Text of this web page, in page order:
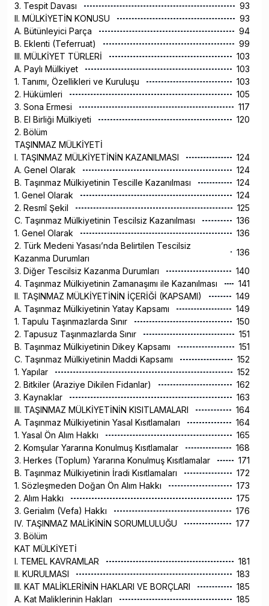
3. Tespit Davası
93
II. MÜLKİYETİN KONUSU
93
A. Bütünleyici Parça
94
B. Eklenti (Teferruat)
99
III. MÜLKİYET TÜRLERİ
103
A. Paylı Mülkiyet
103
1. Tanımı, Özellikleri ve Kuruluşu
103
2. Hükümleri
105
3. Sona Ermesi
117
B. El Birliği Mülkiyeti
120
2. Bölüm
TAŞINMAZ MÜLKİYETİ
I. TAŞINMAZ MÜLKİYETİNİN KAZANILMASI
124
A. Genel Olarak
124
B. Taşınmaz Mülkiyetinin Tescille Kazanılması
124
1. Genel Olarak
124
2. Resmî Şekil
125
C. Taşınmaz Mülkiyetinin Tescilsiz Kazanılması
136
1. Genel Olarak
136
2. Türk Medeni Yasası’nda Belirtilen Tescilsiz
Kazanma Durumları
136
3. Diğer Tescilsiz Kazanma Durumları
140
4. Taşınmaz Mülkiyetinin Zamanaşımı ile Kazanılması
141
II. TAŞINMAZ MÜLKİYETİNİN İÇERİĞİ (KAPSAMI)
149
A. Taşınmaz Mülkiyetinin Yatay Kapsamı
149
1. Tapulu Taşınmazlarda Sınır
150
2. Tapusuz Taşınmazlarda Sınır
151
B. Taşınmaz Mülkiyetinin Dikey Kapsamı
151
C. Taşınmaz Mülkiyetinin Maddi Kapsamı
152
1. Yapılar
152
2. Bitkiler (Araziye Dikilen Fidanlar)
162
3. Kaynaklar
163
III. TAŞINMAZ MÜLKİYETİNİN KISITLAMALARI
164
A. Taşınmaz Mülkiyetinin Yasal Kısıtlamaları
164
1. Yasal Ön Alım Hakkı
165
2. Komşular Yararına Konulmuş Kısıtlamalar
168
3. Herkes (Toplum) Yararına Konulmuş Kısıtlamalar
171
B. Taşınmaz Mülkiyetinin İradi Kısıtlamaları
172
1. Sözleşmeden Doğan Ön Alım Hakkı
173
2. Alım Hakkı
175
3. Gerialım (Vefa) Hakkı
176
IV. TAŞINMAZ MALİKİNİN SORUMLULUĞU
177
3. Bölüm
KAT MÜLKİYETİ
I. TEMEL KAVRAMLAR
181
II. KURULMASI
183
III. KAT MALİKLERİNİN HAKLARI VE BORÇLARI
185
A. Kat Maliklerinin Hakları
185